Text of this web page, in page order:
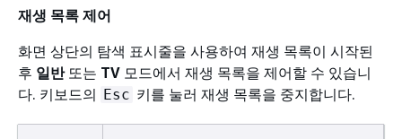
재생 목록 제어
화면 상단의 탐색 표시줄을 사용하여 재생 목록이 시작된
후 일반또는 TV 모드에서 재생 목록을 제어할 수 있습니
다. 키보드의 Esc 키를 눌러 재생 목록을 중지합니다.